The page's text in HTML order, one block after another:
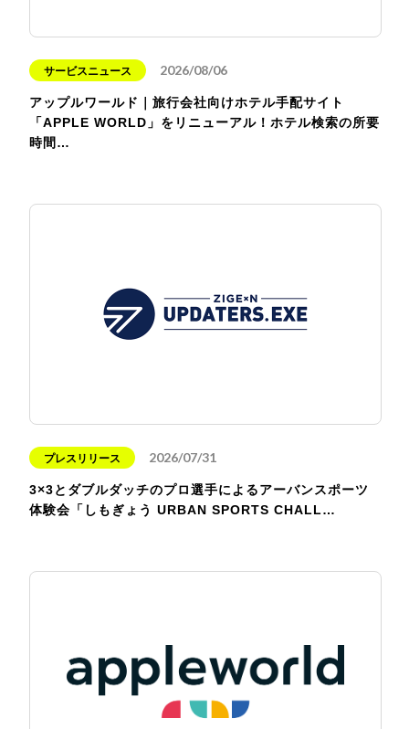
サービスニュース 2026/08/06
アップルワールド｜旅行会社向けホテル手配サイト
「APPLE WORLD」をリニューアル！ホテル検索の所要
時間…
プレスリリース 2026/07/31
3×3とダブルダッチのプロ選手によるアーバンスポーツ
体験会「しもぎょう URBAN SPORTS CHALL…